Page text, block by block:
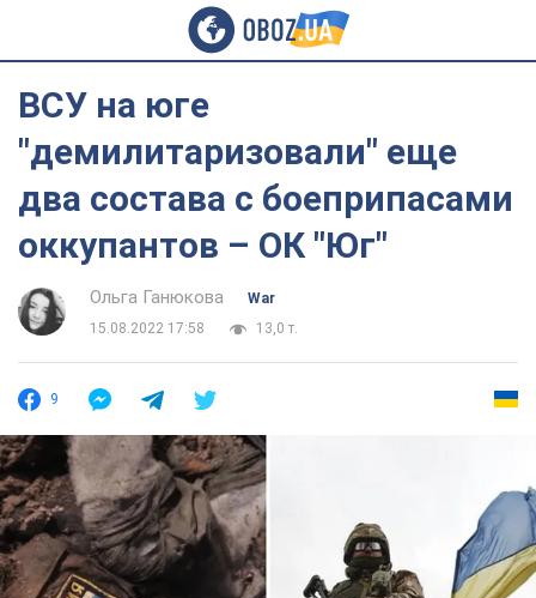
ВСУ на юге
"демилитаризовали" еще
два состава с боеприпасами
оккупантов – ОК "Юг"
Ольга Ганюкова
War
15.08.2022 17:58
13,0 т.
9